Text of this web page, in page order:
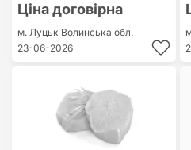
Ціна договірна
м. Луцьк Волинська обл.
23-06-2026